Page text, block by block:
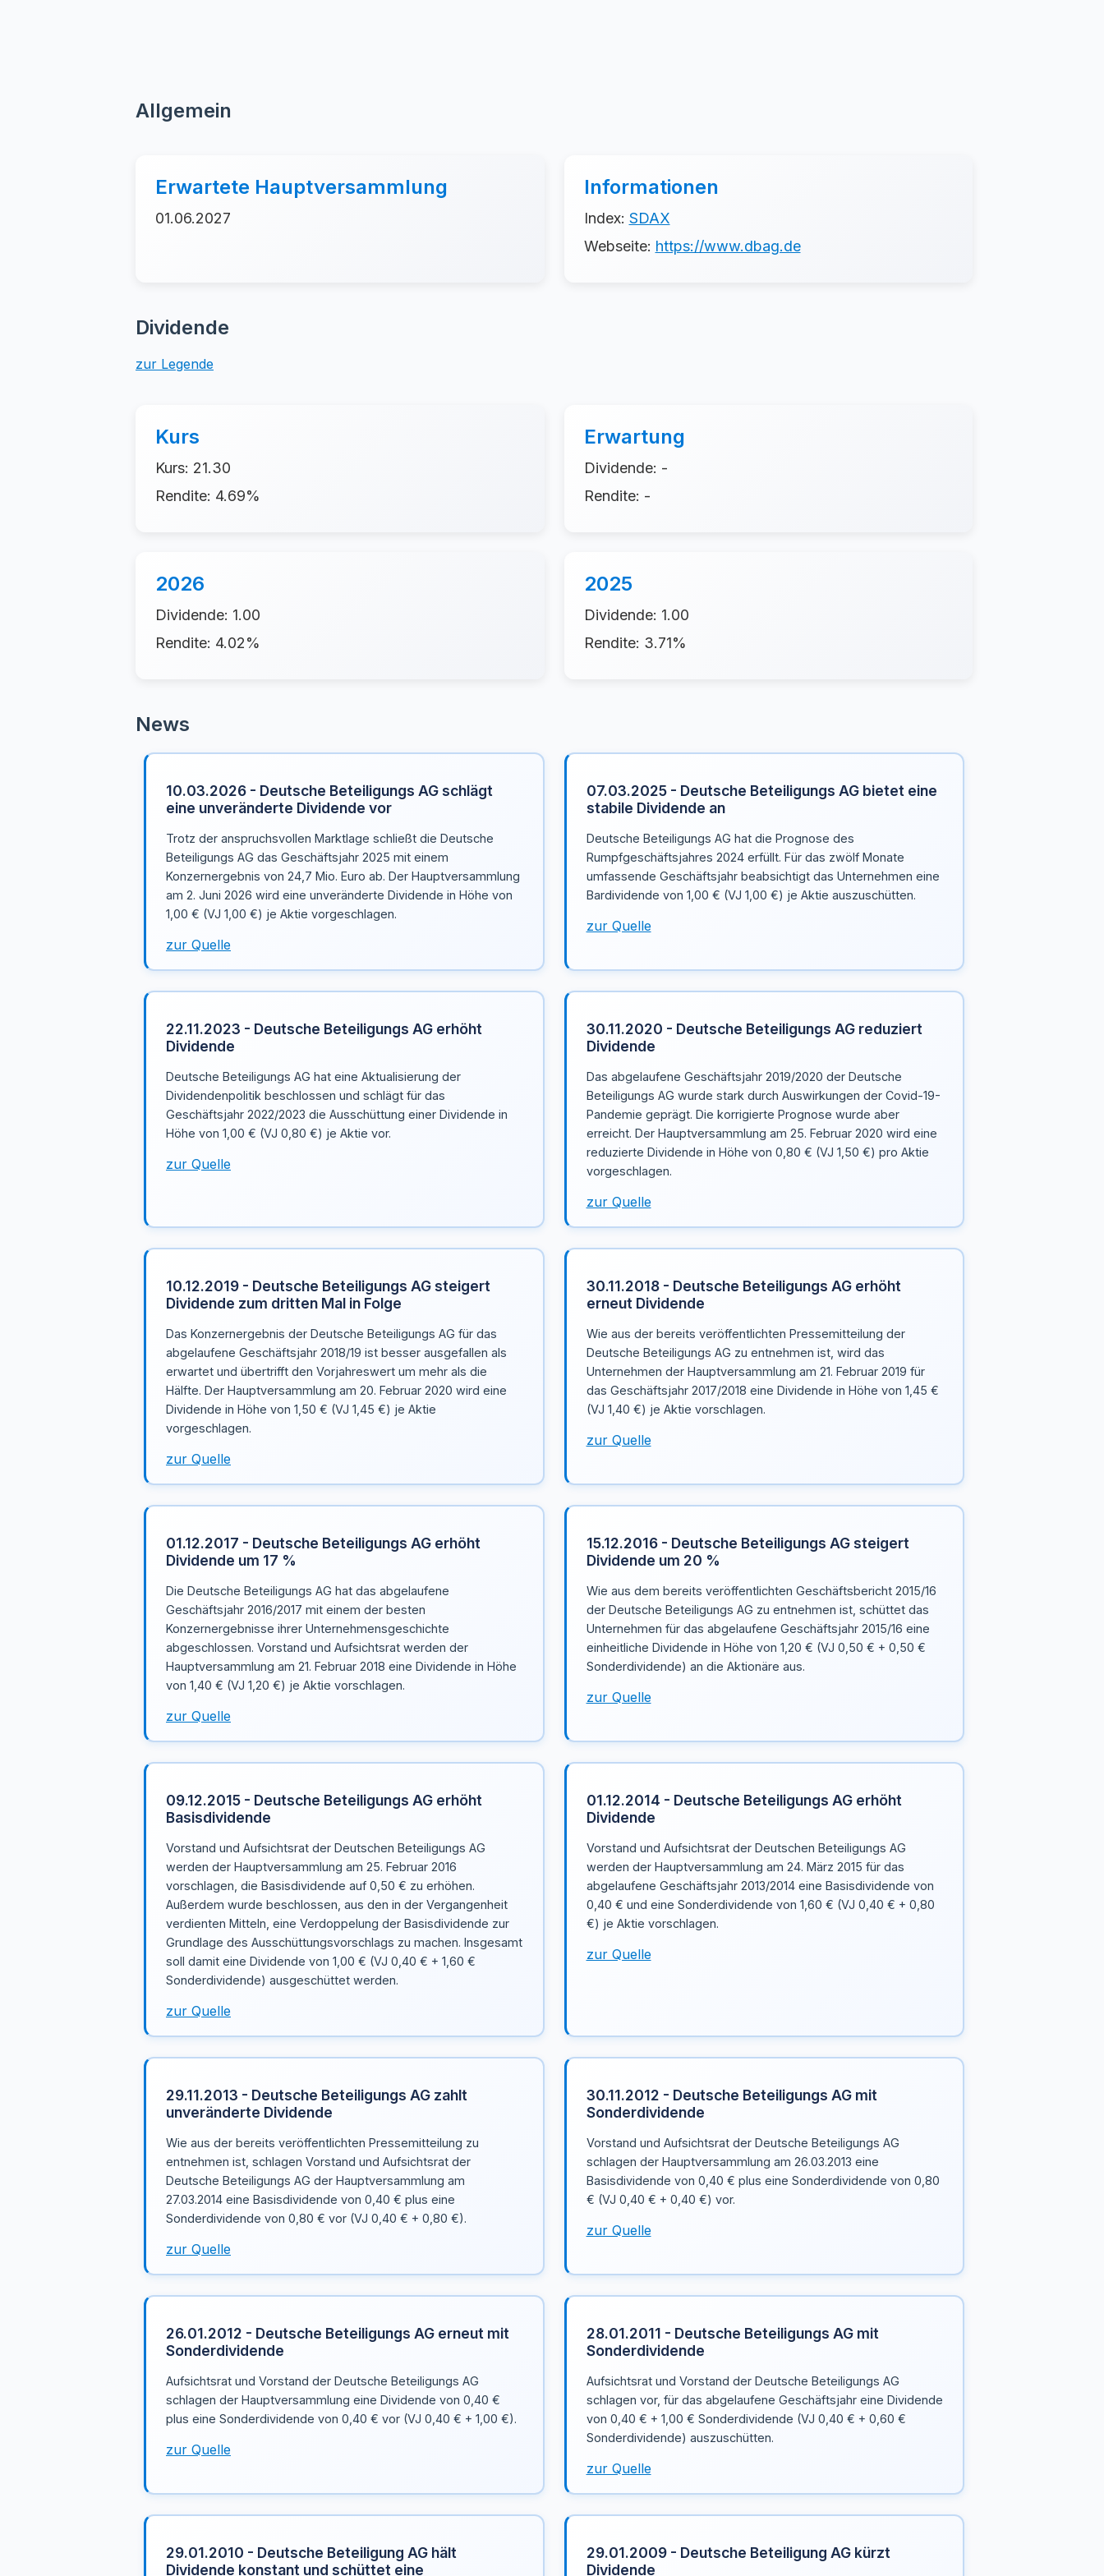
Allgemein
Erwartete Hauptversammlung
01.06.2027
Informationen
Index: SDAX
Webseite: https://www.dbag.de
Dividende
zur Legende
Kurs
Kurs: 21.30
Rendite: 4.69%
Erwartung
Dividende: -
Rendite: -
2026
Dividende: 1.00
Rendite: 4.02%
2025
Dividende: 1.00
Rendite: 3.71%
News
10.03.2026 - Deutsche Beteiligungs AG schlägt
eine unveränderte Dividende vor
Trotz der anspruchsvollen Marktlage schließt die Deutsche
Beteiligungs AG das Geschäftsjahr 2025 mit einem
Konzernergebnis von 24,7 Mio. Euro ab. Der Hauptversammlung
am 2. Juni 2026 wird eine unveränderte Dividende in Höhe von
1,00 € (VJ 1,00 €) je Aktie vorgeschlagen.
zur Quelle
07.03.2025 - Deutsche Beteiligungs AG bietet eine
stabile Dividende an
Deutsche Beteiligungs AG hat die Prognose des
Rumpfgeschäftsjahres 2024 erfüllt. Für das zwölf Monate
umfassende Geschäftsjahr beabsichtigt das Unternehmen eine
Bardividende von 1,00 € (VJ 1,00 €) je Aktie auszuschütten.
zur Quelle
22.11.2023 - Deutsche Beteiligungs AG erhöht
Dividende
Deutsche Beteiligungs AG hat eine Aktualisierung der
Dividendenpolitik beschlossen und schlägt für das
Geschäftsjahr 2022/2023 die Ausschüttung einer Dividende in
Höhe von 1,00 € (VJ 0,80 €) je Aktie vor.
zur Quelle
30.11.2020 - Deutsche Beteiligungs AG reduziert
Dividende
Das abgelaufene Geschäftsjahr 2019/2020 der Deutsche
Beteiligungs AG wurde stark durch Auswirkungen der Covid-19-
Pandemie geprägt. Die korrigierte Prognose wurde aber
erreicht. Der Hauptversammlung am 25. Februar 2020 wird eine
reduzierte Dividende in Höhe von 0,80 € (VJ 1,50 €) pro Aktie
vorgeschlagen.
zur Quelle
10.12.2019 - Deutsche Beteiligungs AG steigert
Dividende zum dritten Mal in Folge
Das Konzernergebnis der Deutsche Beteiligungs AG für das
abgelaufene Geschäftsjahr 2018/19 ist besser ausgefallen als
erwartet und übertrifft den Vorjahreswert um mehr als die
Hälfte. Der Hauptversammlung am 20. Februar 2020 wird eine
Dividende in Höhe von 1,50 € (VJ 1,45 €) je Aktie
vorgeschlagen.
zur Quelle
30.11.2018 - Deutsche Beteiligungs AG erhöht
erneut Dividende
Wie aus der bereits veröffentlichten Pressemitteilung der
Deutsche Beteiligungs AG zu entnehmen ist, wird das
Unternehmen der Hauptversammlung am 21. Februar 2019 für
das Geschäftsjahr 2017/2018 eine Dividende in Höhe von 1,45 €
(VJ 1,40 €) je Aktie vorschlagen.
zur Quelle
01.12.2017 - Deutsche Beteiligungs AG erhöht
Dividende um 17 %
Die Deutsche Beteiligungs AG hat das abgelaufene
Geschäftsjahr 2016/2017 mit einem der besten
Konzernergebnisse ihrer Unternehmensgeschichte
abgeschlossen. Vorstand und Aufsichtsrat werden der
Hauptversammlung am 21. Februar 2018 eine Dividende in Höhe
von 1,40 € (VJ 1,20 €) je Aktie vorschlagen.
zur Quelle
15.12.2016 - Deutsche Beteiligungs AG steigert
Dividende um 20 %
Wie aus dem bereits veröffentlichten Geschäftsbericht 2015/16
der Deutsche Beteiligungs AG zu entnehmen ist, schüttet das
Unternehmen für das abgelaufene Geschäftsjahr 2015/16 eine
einheitliche Dividende in Höhe von 1,20 € (VJ 0,50 € + 0,50 €
Sonderdividende) an die Aktionäre aus.
zur Quelle
09.12.2015 - Deutsche Beteiligungs AG erhöht
Basisdividende
Vorstand und Aufsichtsrat der Deutschen Beteiligungs AG
werden der Hauptversammlung am 25. Februar 2016
vorschlagen, die Basisdividende auf 0,50 € zu erhöhen.
Außerdem wurde beschlossen, aus den in der Vergangenheit
verdienten Mitteln, eine Verdoppelung der Basisdividende zur
Grundlage des Ausschüttungsvorschlags zu machen. Insgesamt
soll damit eine Dividende von 1,00 € (VJ 0,40 € + 1,60 €
Sonderdividende) ausgeschüttet werden.
zur Quelle
01.12.2014 - Deutsche Beteiligungs AG erhöht
Dividende
Vorstand und Aufsichtsrat der Deutschen Beteiligungs AG
werden der Hauptversammlung am 24. März 2015 für das
abgelaufene Geschäftsjahr 2013/2014 eine Basisdividende von
0,40 € und eine Sonderdividende von 1,60 € (VJ 0,40 € + 0,80
€) je Aktie vorschlagen.
zur Quelle
29.11.2013 - Deutsche Beteiligungs AG zahlt
unveränderte Dividende
Wie aus der bereits veröffentlichten Pressemitteilung zu
entnehmen ist, schlagen Vorstand und Aufsichtsrat der
Deutsche Beteiligungs AG der Hauptversammlung am
27.03.2014 eine Basisdividende von 0,40 € plus eine
Sonderdividende von 0,80 € vor (VJ 0,40 € + 0,80 €).
zur Quelle
30.11.2012 - Deutsche Beteiligungs AG mit
Sonderdividende
Vorstand und Aufsichtsrat der Deutsche Beteiligungs AG
schlagen der Hauptversammlung am 26.03.2013 eine
Basisdividende von 0,40 € plus eine Sonderdividende von 0,80
€ (VJ 0,40 € + 0,40 €) vor.
zur Quelle
26.01.2012 - Deutsche Beteiligungs AG erneut mit
Sonderdividende
Aufsichtsrat und Vorstand der Deutsche Beteiligungs AG
schlagen der Hauptversammlung eine Dividende von 0,40 €
plus eine Sonderdividende von 0,40 € vor (VJ 0,40 € + 1,00 €).
zur Quelle
28.01.2011 - Deutsche Beteiligungs AG mit
Sonderdividende
Aufsichtsrat und Vorstand der Deutsche Beteiligungs AG
schlagen vor, für das abgelaufene Geschäftsjahr eine Dividende
von 0,40 € + 1,00 € Sonderdividende (VJ 0,40 € + 0,60 €
Sonderdividende) auszuschütten.
zur Quelle
29.01.2010 - Deutsche Beteiligung AG hält
Dividende konstant und schüttet eine
29.01.2009 - Deutsche Beteiligung AG kürzt
Dividende